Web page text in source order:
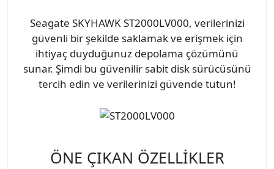
Seagate SKYHAWK ST2000LV000, verilerinizi
güvenli bir şekilde saklamak ve erişmek için
ihtiyaç duyduğunuz depolama çözümünü
sunar. Şimdi bu güvenilir sabit disk sürücüsünü
tercih edin ve verilerinizi güvende tutun!
ÖNE ÇIKAN ÖZELLİKLER